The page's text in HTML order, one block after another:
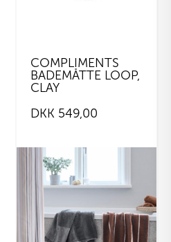
COMPLIMENTS
BADEMÅTTE LOOP,
CLAY
DKK 549,00